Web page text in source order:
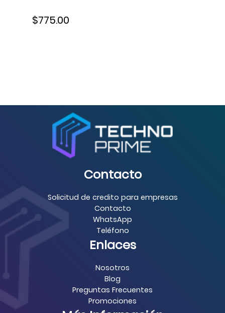
$775.00
Contacto
Solicitud de credito para empresas
Contacto
WhatsApp
Teléfono
Enlaces
Nosotros
Blog
Preguntas Frecuentes
Promociones